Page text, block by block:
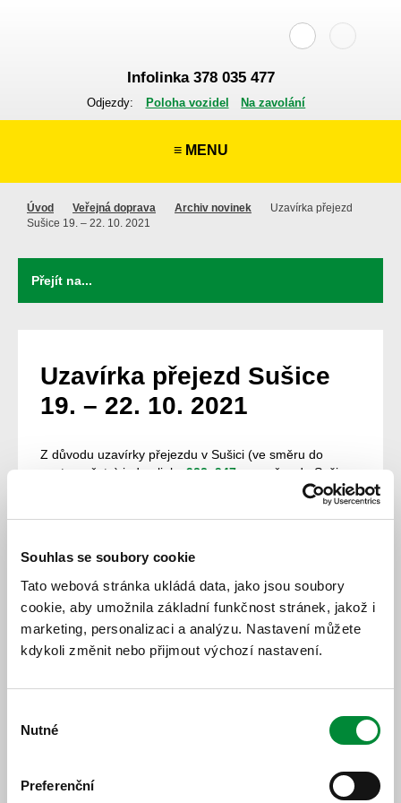
Souhlas se soubory cookie
Tato webová stránka ukládá data, jako jsou soubory
cookie, aby umožnila základní funkčnost stránek, jakož i
marketing, personalizaci a analýzu. Nastavení můžete
kdykoli změnit nebo přijmout výchozí nastavení.
souhlasu
Nutné
Preferenční
Infolinka 378 035 477
Odjezdy: Poloha vozidel Na zavolání
≡ MENU
Úvod Veřejná doprava Archiv novinek
Uzavírka přejezd
Sušice 19. – 22. 10. 2021
Uzavírka přejezd Sušice
19. – 22. 10. 2021
Z důvodu uzavírky přejezdu v Sušici (ve směru do
centra města) jedou linky 922 947 ve směru do Sušice
mimo Tedražice (s výjimkou prvního spoje linky 922).
jedou ve směru do centra Sušice přes
Na lince 947 je o osm minut posunut školní spoj do
Nalžovských Hor.
Omlouváme se za komplikace.
14. 10. 2021
Všechny novinky